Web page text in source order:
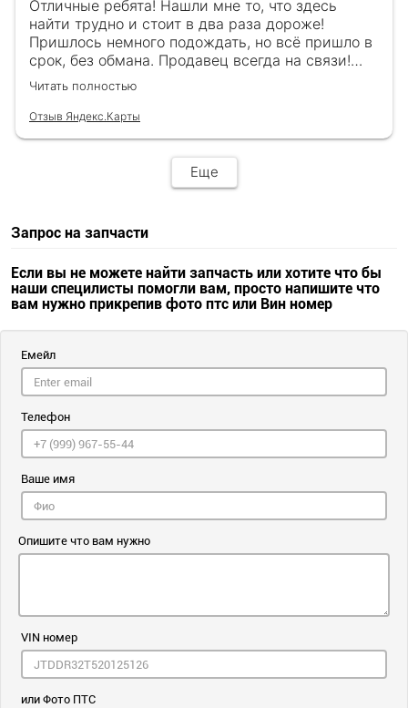
Отличные ребята! Нашли мне то, что здесь
найти трудно и стоит в два раза дороже!
Пришлось немного подождать, но всё пришло в
срок, без обмана. Продавец всегда на связи!
Буду ещё обращаться! 👍
Читать полностью
Отзыв Яндекс.Карты
Еще
Запрос на запчасти
Если вы не можете найти запчасть или хотите что бы
наши специлисты помогли вам, просто напишите что
вам нужно прикрепив фото птс или Вин номер
Емейл
Телефон
Ваше имя
Опишите что вам нужно
VIN номер
или Фото ПТС